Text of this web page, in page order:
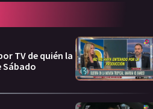
TV de quién la
Sábado